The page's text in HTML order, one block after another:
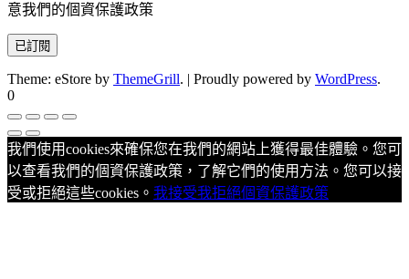
意我們的個資保護政策
Theme: eStore by ThemeGrill. | Proudly powered by WordPress.
0
我們使用cookies來確保您在我們的網站上獲得最佳體驗。您可
以查看我們的個資保護政策，了解它們的使用方法。您可以接
受或拒絕這些cookies。 我接受我拒絕個資保護政策